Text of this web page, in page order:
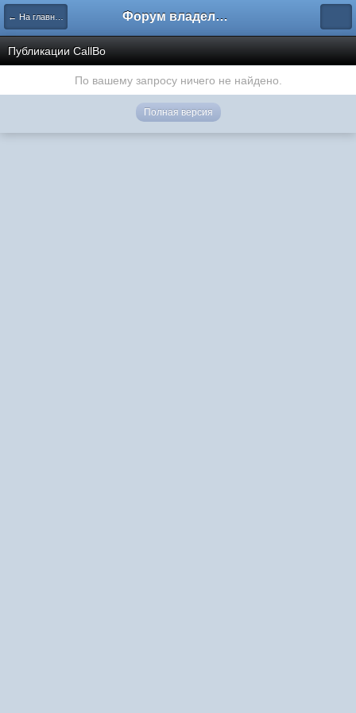
← На главную Форум владельцев интернет-магазинов
Публикации CallBo
По вашему запросу ничего не найдено.
Полная версия